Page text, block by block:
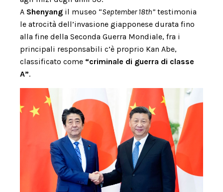
A Shenyang il museo “September 18th” testimonia
le atrocità dell’invasione giapponese durata fino
alla fine della Seconda Guerra Mondiale, fra i
principali responsabili c’è proprio Kan Abe,
classificato come “criminale di guerra di classe
A”.